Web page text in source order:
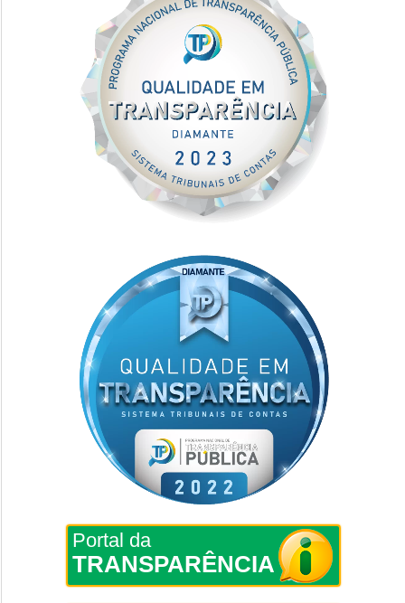
Portal da
TRANSPARÊNCIA